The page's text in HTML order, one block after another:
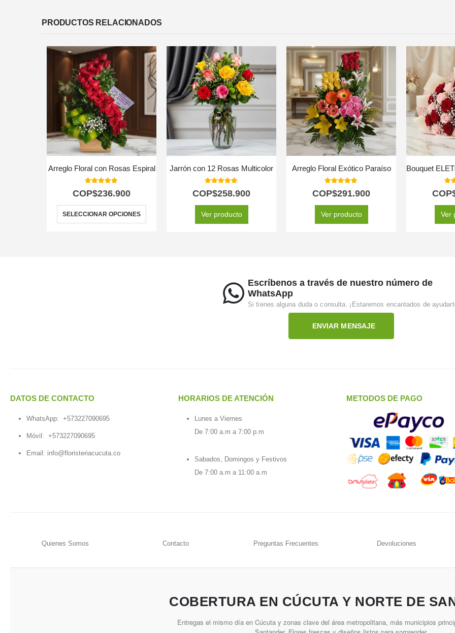
PRODUCTOS RELACIONADOS
Arreglo Floral con Rosas Espiral
5.00
COP$236.900
SELECCIONAR OPCIONES
Jarrón con 12 Rosas Multicolor
5.00
COP$258.900
Ver producto
Arreglo Floral Exótico Paraíso
5.00
COP$291.900
Ver producto
5.00
Ver
Escríbenos a través de nuestro número de
WhatsApp
Si tienes alguna duda o consulta. ¡Estaremos encantados de
ENVIAR MENSAJE
DATOS DE CONTACTO
WhatsApp: +573227090695
Móvil: +573227090695
Email: info@floristeriacucuta.co
HORARIOS DE ATENCIÓN
Lunes a Viernes
De 7:00 a.m a 7:00 p.m
Sabados, Domingos y Festivos
De 7:00 a.m a 11:00 a.m
METODOS DE PAGO
Quienes Somos Contacto Preguntas Frecuentes Devoluciones
COBERTURA EN CÚCUTA Y NORTE DE
Entregas el mismo día en Cúcuta y zonas clave del área metropolitana, más municipios